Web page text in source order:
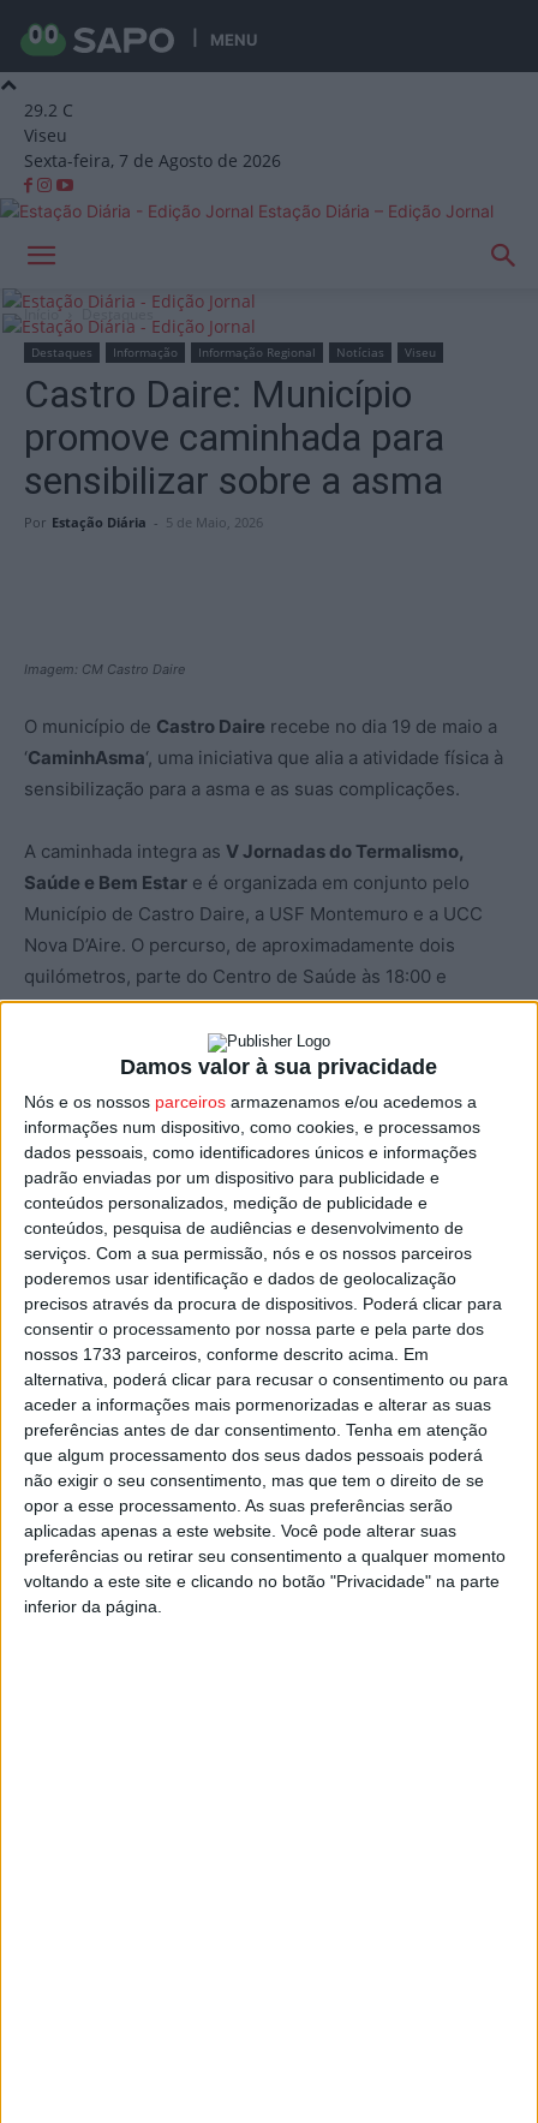
Damos valor à sua privacidade
Nós e os nossos parceiros armazenamos e/ou acedemos a
informações num dispositivo, como cookies, e processamos
dados pessoais, como identificadores únicos e informações
padrão enviadas por um dispositivo para publicidade e
conteúdos personalizados, medição de publicidade e
conteúdos, pesquisa de audiências e desenvolvimento de
serviços. Com a sua permissão, nós e os nossos parceiros
poderemos usar identificação e dados de geolocalização
precisos através da procura de dispositivos. Poderá clicar para
consentir o processamento por nossa parte e pela parte dos
nossos 1733 parceiros, conforme descrito acima. Em
alternativa, poderá clicar para recusar o consentimento ou para
aceder a informações mais pormenorizadas e alterar as suas
preferências antes de dar consentimento. Tenha em atenção
que algum processamento dos seus dados pessoais poderá
não exigir o seu consentimento, mas que tem o direito de se
opor a esse processamento. As suas preferências serão
aplicadas apenas a este website. Você pode alterar suas
preferências ou retirar seu consentimento a qualquer momento
voltando a este site e clicando no botão "Privacidade" na parte
inferior da página.
MENU
29.2 C
Viseu
Sexta-feira, 7 de Agosto de 2026
Estação Diária – Edição Jornal
Início Destaques
Destaques Informação Informação Regional Notícias Viseu
Castro Daire: Município
promove caminhada para
sensibilizar sobre a asma
Por Estação Diária - 5 de Maio, 2026
Imagem: CM Castro Daire
O município de Castro Daire recebe no dia 19 de maio a
‘CaminhAsma‘, uma iniciativa que alia a atividade física à
sensibilização para a asma e as suas complicações.
A caminhada integra as V Jornadas do Termalismo,
Saúde e Bem Estar e é organizada em conjunto pelo
Município de Castro Daire, a USF Montemuro e a UCC
Nova D’Aire. O percurso, de aproximadamente dois
quilómetros, parte do Centro de Saúde às 18:00 e
termina nas Piscinas Municipais.
A participação é gratuita, mas requer inscrição prévia
através de formulário online. O objetivo é aumentar o
conhecimento sobre a doença e melhorar os cuidados
prestados aos doentes asmáticos, promovendo
simultaneamente hábitos de vida saudável na
comunidade.
Esta e outras notícias para ouvir na Estação Diária – 96.8
FM ou em
www.968.fm
Pub
TAGS Caminhasma Castro Daire